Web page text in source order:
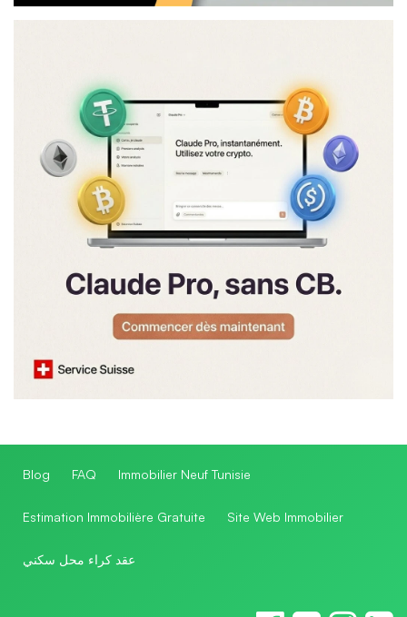
Blog FAQ Immobilier Neuf Tunisie
Estimation Immobilière Gratuite Site Web Immobilier
عقد كراء محل سكني